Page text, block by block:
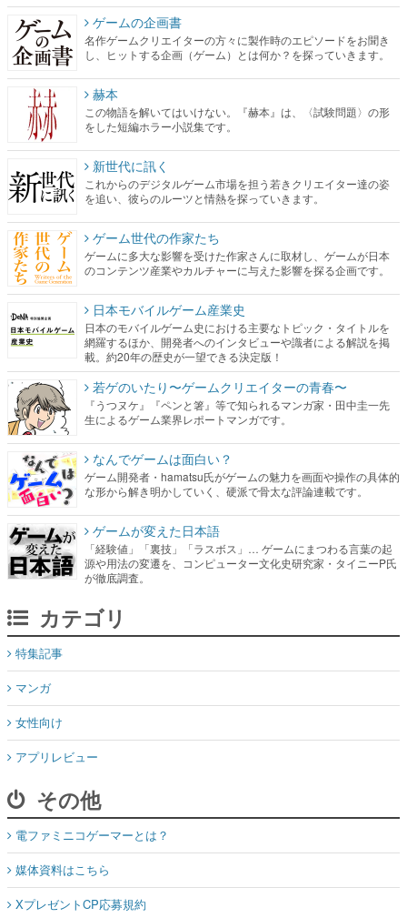
ゲームの企画書
名作ゲームクリエイターの方々に製作時のエピソードをお聞き
し、ヒットする企画（ゲーム）とは何か？を探っていきます。
赫本
この物語を解いてはいけない。『赫本』は、〈試験問題〉の形
をした短編ホラー小説集です。
新世代に訊く
これからのデジタルゲーム市場を担う若きクリエイター達の姿
を追い、彼らのルーツと情熱を探っていきます。
ゲーム世代の作家たち
ゲームに多大な影響を受けた作家さんに取材し、ゲームが日本
のコンテンツ産業やカルチャーに与えた影響を探る企画です。
日本モバイルゲーム産業史
日本のモバイルゲーム史における主要なトピック・タイトルを
網羅するほか、開発者へのインタビューや識者による解説を掲
載。約20年の歴史が一望できる決定版！
若ゲのいたり〜ゲームクリエイターの青春〜
『うつヌケ』『ペンと箸』等で知られるマンガ家・田中圭一先
生によるゲーム業界レポートマンガです。
なんでゲームは面白い？
ゲーム開発者・hamatsu氏がゲームの魅力を画面や操作の具体的
な形から解き明かしていく、硬派で骨太な評論連載です。
ゲームが変えた日本語
「経験値」「裏技」「ラスボス」… ゲームにまつわる言葉の起
源や用法の変遷を、コンピューター文化史研究家・タイニーP氏
が徹底調査。
カテゴリ
特集記事
マンガ
女性向け
アプリレビュー
その他
電ファミニコゲーマーとは？
媒体資料はこちら
XプレゼントCP応募規約